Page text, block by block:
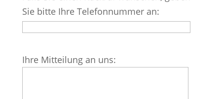
leer.
Sie bitte Ihre Telefonnummer an:
lasse
Ihre Mitteilung an uns: